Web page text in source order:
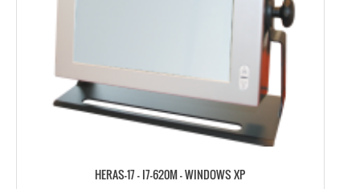
HERAS-17 – I7-620M – WINDOWS XP